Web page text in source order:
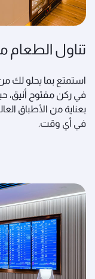
تناول الطعام
استمتع بما يحلو لك
في ركن مفتوح أنيق،
بعناية من الأطباق
في أي وقت.